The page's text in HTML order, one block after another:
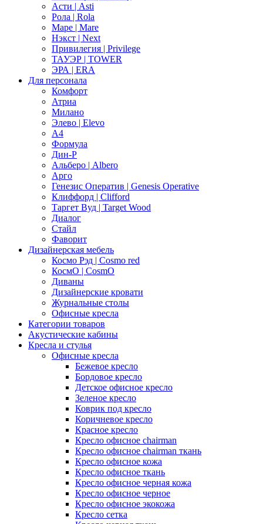
Асти | Asti
Рола | Rola
Маре | Mare
Нэкст | Next
Привилегия | Privilege
ТАУЭР | TOWER
ЭРА | ERA
Для персонала
Комфорт
Атриа
Милано
Элево | Elevo
А4
Формула
Дин-Р
Альберо | Albero
Арго
Генезис Оператив | Genesis Operative
Клиффорд | Clifford
Таргет Вуд | Target Wood
Диалог
Стайл
Фаворит
Дизайнерская мебель
Космо Рэд | Cosmo red
КосмО | CosmO
Диваны
Дизайнерские кровати
Журнальные столы
Офисные кресла
Категории товаров
Акустические кабины
Кресла и стулья
Офисные кресла
Бежевое кресло
Бордовое кресло
Детское офисное кресло
Зеленое кресло
Коврик под кресло
Коричневое кресло
Красное кресло
Кресло офисное chairman
Кресло офисное chairman ткань
Кресло офисное кожа
Кресло офисное ткань
Кресло офисное черная кожа
Кресло офисное черное
Кресло офисное экокожа
Кресло сетка